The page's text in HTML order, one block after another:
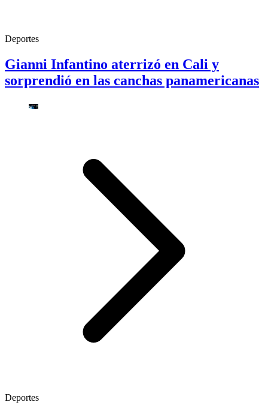
Deportes
Gianni Infantino aterrizó en Cali y
sorprendió en las canchas panamericanas
Deportes